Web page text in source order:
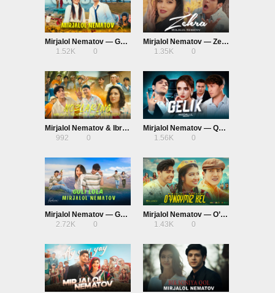
Mirjalol Nematov — Gulshan
1.52K
0
Mirjalol Nematov — Zehra
1.35K
0
Mirjalol Nematov & Ibrat Azamatov — Nozlaring
992
0
Mirjalol Nematov — Qora Gelik
1.56K
0
Mirjalol Nematov — Guli Lola
2.72K
0
Mirjalol Nematov — O’ynaymiz kel
1.43K
0